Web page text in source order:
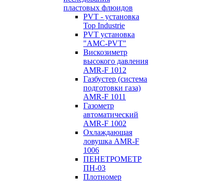
пластовых флюидов
PVT - установка
Top Industrie
PVT установка
"AMC-PVT"
Вискозиметр
высокого давления
AMR-F 1012
Газбустер (система
подготовки газа)
AMR-F 1011
Газометр
автоматический
AMR-F 1002
Охлаждающая
ловушка AMR-F
1006
ПЕНЕТРОМЕТР
ПН-03
Плотномер